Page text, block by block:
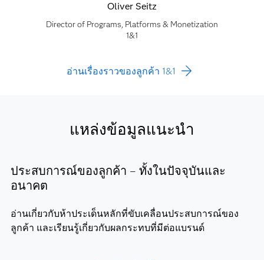
Oliver Seitz
Director of Programs, Platforms & Monetization
1&1
อ่านเรื่องราวของลูกค้า 1&1
แหล่งข้อมูลแนะนำ
ประสบการณ์ของลูกค้า – ทั้งในปัจจุบันและ
อนาคต
อ่านเกี่ยวกับห้าประเด็นหลักที่ขับเคลื่อนประสบการณ์ของ
ลูกค้า และเรียนรู้เกี่ยวกับผลกระทบที่มีต่อแบรนด์